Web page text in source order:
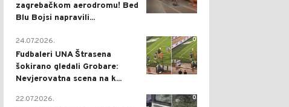
zagrebačkom aerodromu! Bed
Blu Bojsi napravili...
0
24.07.2026.
Fudbaleri UNA Štrasena
šokirano gledali Grobare:
Nevjerovatna scena na k...
0
22.07.2026.